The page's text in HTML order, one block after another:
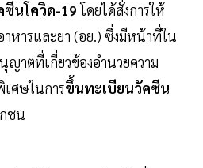
นโควิด-19โดยได้สั่งการให้
หารและยา (อย.) ซึ่งมีหน้าที่ใน
าตที่เกี่ยวข้องอำนวยความ
ศษในการขึ้นทะเบียนวัคซีน
ชน